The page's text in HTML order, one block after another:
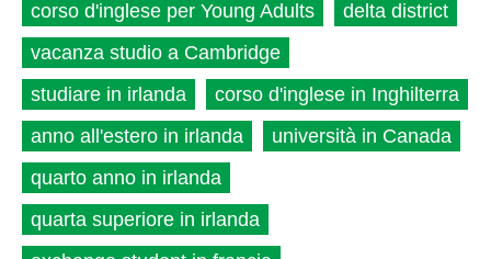
corso d'inglese per Young Adults
delta district
vacanza studio a Cambridge
studiare in irlanda
corso d'inglese in Inghilterra
anno all'estero in irlanda
università in Canada
quarto anno in irlanda
quarta superiore in irlanda